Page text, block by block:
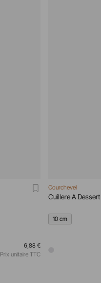
6,88 €
Prix unitaire TTC
Courchevel
Cuillere A
10 cm